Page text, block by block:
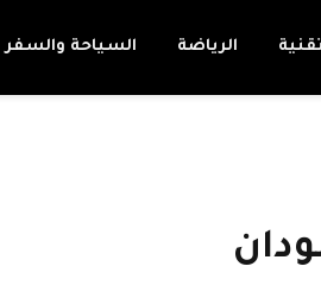
الرياضة السياحة والسفر